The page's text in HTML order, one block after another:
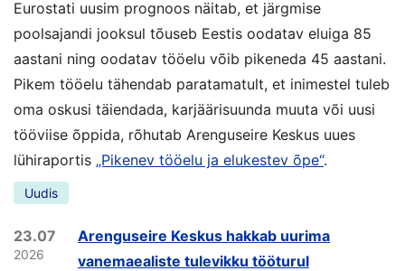
Eurostati uusim prognoos näitab, et järgmise
poolsajandi jooksul tõuseb Eestis oodatav eluiga 85
aastani ning oodatav tööelu võib pikeneda 45 aastani.
Pikem tööelu tähendab paratamatult, et inimestel tuleb
oma oskusi täiendada, karjäärisuunda muuta või uusi
tööviise õppida, rõhutab Arenguseire Keskus uues
lühiraportis „Pikenev tööelu ja elukestev õpe“.
Uudis
23.07
2026
Arenguseire Keskus hakkab uurima
vanemaealiste tulevikku tööturul